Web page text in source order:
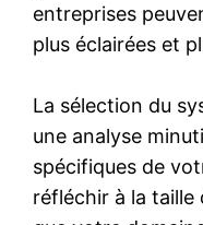
entreprises
plus éclairées et
La sélection du
une analyse
spécifiques de
réfléchir à la